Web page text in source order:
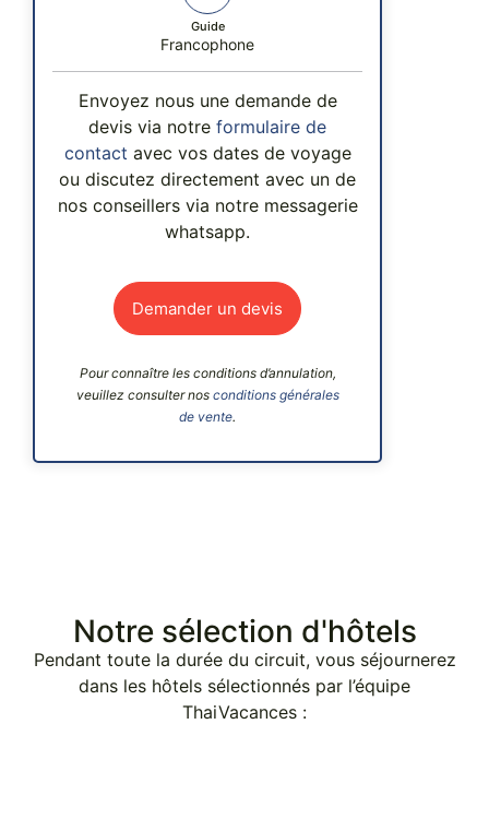
Guide
Francophone
Envoyez nous une demande de
devis via notre formulaire de
contact avec vos dates de voyage
ou discutez directement avec un de
nos conseillers via notre messagerie
whatsapp.
Demander un devis
Pour connaître les conditions d’annulation,
veuillez consulter nos conditions générales
de vente.
Notre sélection d'hôtels
Pendant toute la durée du circuit, vous séjournerez
dans les hôtels sélectionnés par l’équipe
ThaiVacances :